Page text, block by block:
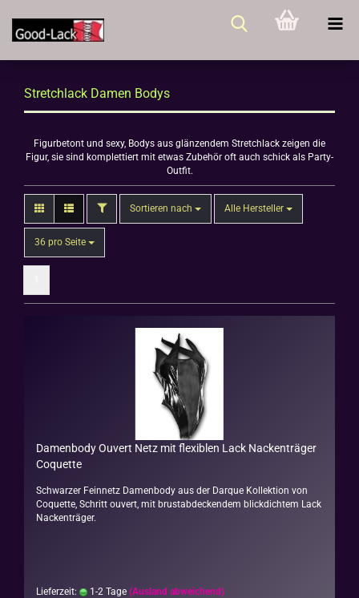
Stretchlack Damen Bodys
Figurbetont und sexy, Bodys aus glänzendem Stretchlack zeigen die
Figur, sie sind komplettiert mit etwas Zubehör oft auch schick als Party-
Outfit.
FILTERSortieren nach
Sortieren nach Alle Hersteller
36 pro Seite
pro Seite
Da­men­bo­dy Ou­vert Netz mit fle­xi­blen Lack Na­cken­trä­ger
Co­quet­te
Schwar­zer Fein­netz Da­men­bo­dy aus der Dar­que Kol­lek­ti­on von
Co­quet­te, Schritt ou­vert, mit brust­ab­de­cken­dem blick­dich­tem Lack
Na­cken­trä­ger.
Lieferzeit: 1-2 Tage (Ausland abweichend)